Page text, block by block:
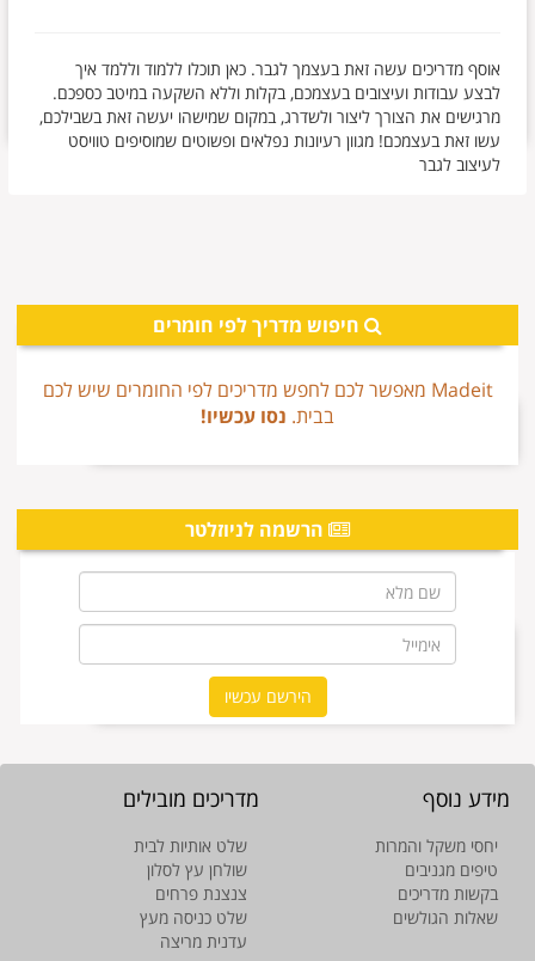
אוסף מדריכים עשה זאת בעצמך לגבר. כאן תוכלו ללמוד וללמד איך
לבצע עבודות ועיצובים בעצמכם, בקלות וללא השקעה במיטב כספכם.
מרגישים את הצורך ליצור ולשדרג, במקום שמישהו יעשה זאת בשבילכם,
עשו זאת בעצמכם! מגוון רעיונות נפלאים ופשוטים שמוסיפים טוויסט
לעיצוב לגבר
חיפוש מדריך לפי חומרים
Madeit מאפשר לכם לחפש מדריכים לפי החומרים שיש לכם
בבית. נסו עכשיו!
הרשמה לניוזלטר
מדריכים מובילים
שלט אותיות לבית
שולחן עץ לסלון
צנצנת פרחים
שלט כניסה מעץ
עדנית מריצה
מידע נוסף
יחסי משקל והמרות
טיפים מגניבים
בקשות מדריכים
שאלות הגולשים